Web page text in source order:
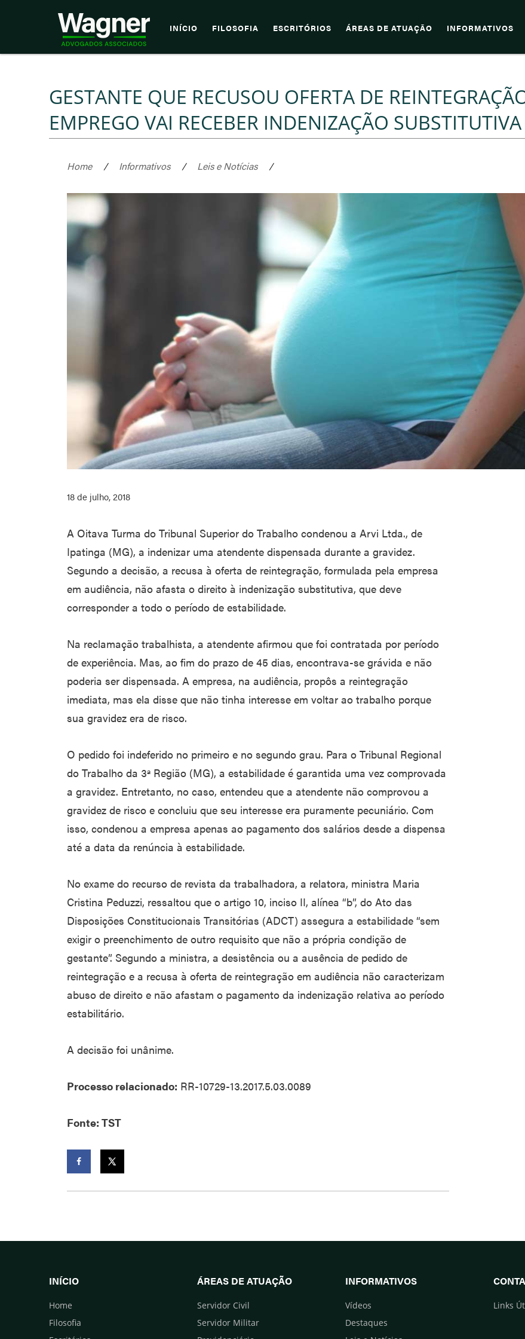
INÍCIO FILOSOFIA ESCRITÓRIOS ÁREAS DE ATUAÇÃO INFORMATIVOS
GESTANTE QUE RECUSOU OFERTA DE
EMPREGO VAI RECEBER INDENIZAÇÃO SUBSTITUTIVA
Home / Informativos / Leis e Notícias /
18 de julho, 2018
A Oitava Turma do Tribunal Superior do Trabalho condenou a Arvi Ltda., de
Ipatinga (MG), a indenizar uma atendente dispensada durante a gravidez.
Segundo a decisão, a recusa à oferta de reintegração, formulada pela empresa
em audiência, não afasta o direito à indenização substitutiva, que deve
corresponder a todo o período de estabilidade.
Na reclamação trabalhista, a atendente afirmou que foi contratada por período
de experiência. Mas, ao fim do prazo de 45 dias, encontrava-se grávida e não
poderia ser dispensada. A empresa, na audiência, propôs a reintegração
imediata, mas ela disse que não tinha interesse em voltar ao trabalho porque
sua gravidez era de risco.
O pedido foi indeferido no primeiro e no segundo grau. Para o Tribunal Regional
do Trabalho da 3ª Região (MG), a estabilidade é garantida uma vez comprovada
a gravidez. Entretanto, no caso, entendeu que a atendente não comprovou a
gravidez de risco e concluiu que seu interesse era puramente pecuniário. Com
isso, condenou a empresa apenas ao pagamento dos salários desde a dispensa
até a data da renúncia à estabilidade.
No exame do recurso de revista da trabalhadora, a relatora, ministra Maria
Cristina Peduzzi, ressaltou que o artigo 10, inciso II, alínea “b”, do Ato das
Disposições Constitucionais Transitórias (ADCT) assegura a estabilidade “sem
exigir o preenchimento de outro requisito que não a própria condição de
gestante”. Segundo a ministra, a desistência ou a ausência de pedido de
reintegração e a recusa à oferta de reintegração em audiência não caracterizam
abuso de direito e não afastam o pagamento da indenização relativa ao período
estabilitário.
A decisão foi unânime.
Processo relacionado: RR-10729-13.2017.5.03.0089
Fonte: TST
INÍCIO
Home
Filosofia
ÁREAS DE ATUAÇÃO
Servidor Civil
Servidor Militar
INFORMATIVOS
Vídeos
Destaques
Links